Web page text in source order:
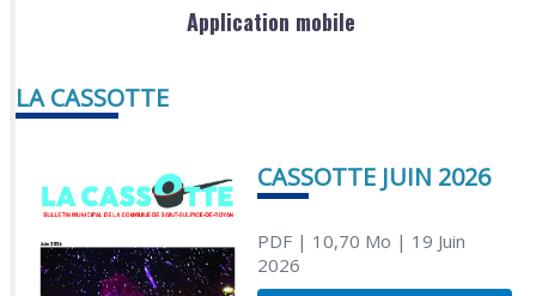
Application mobile
LA CASSOTTE
CASSOTTE JUIN 2026
PDF| 10,70 Mo | 19 Juin
2026